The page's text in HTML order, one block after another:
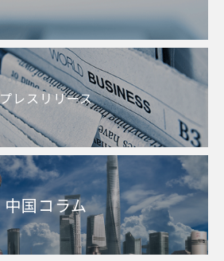
プレスリリース
中国コラム